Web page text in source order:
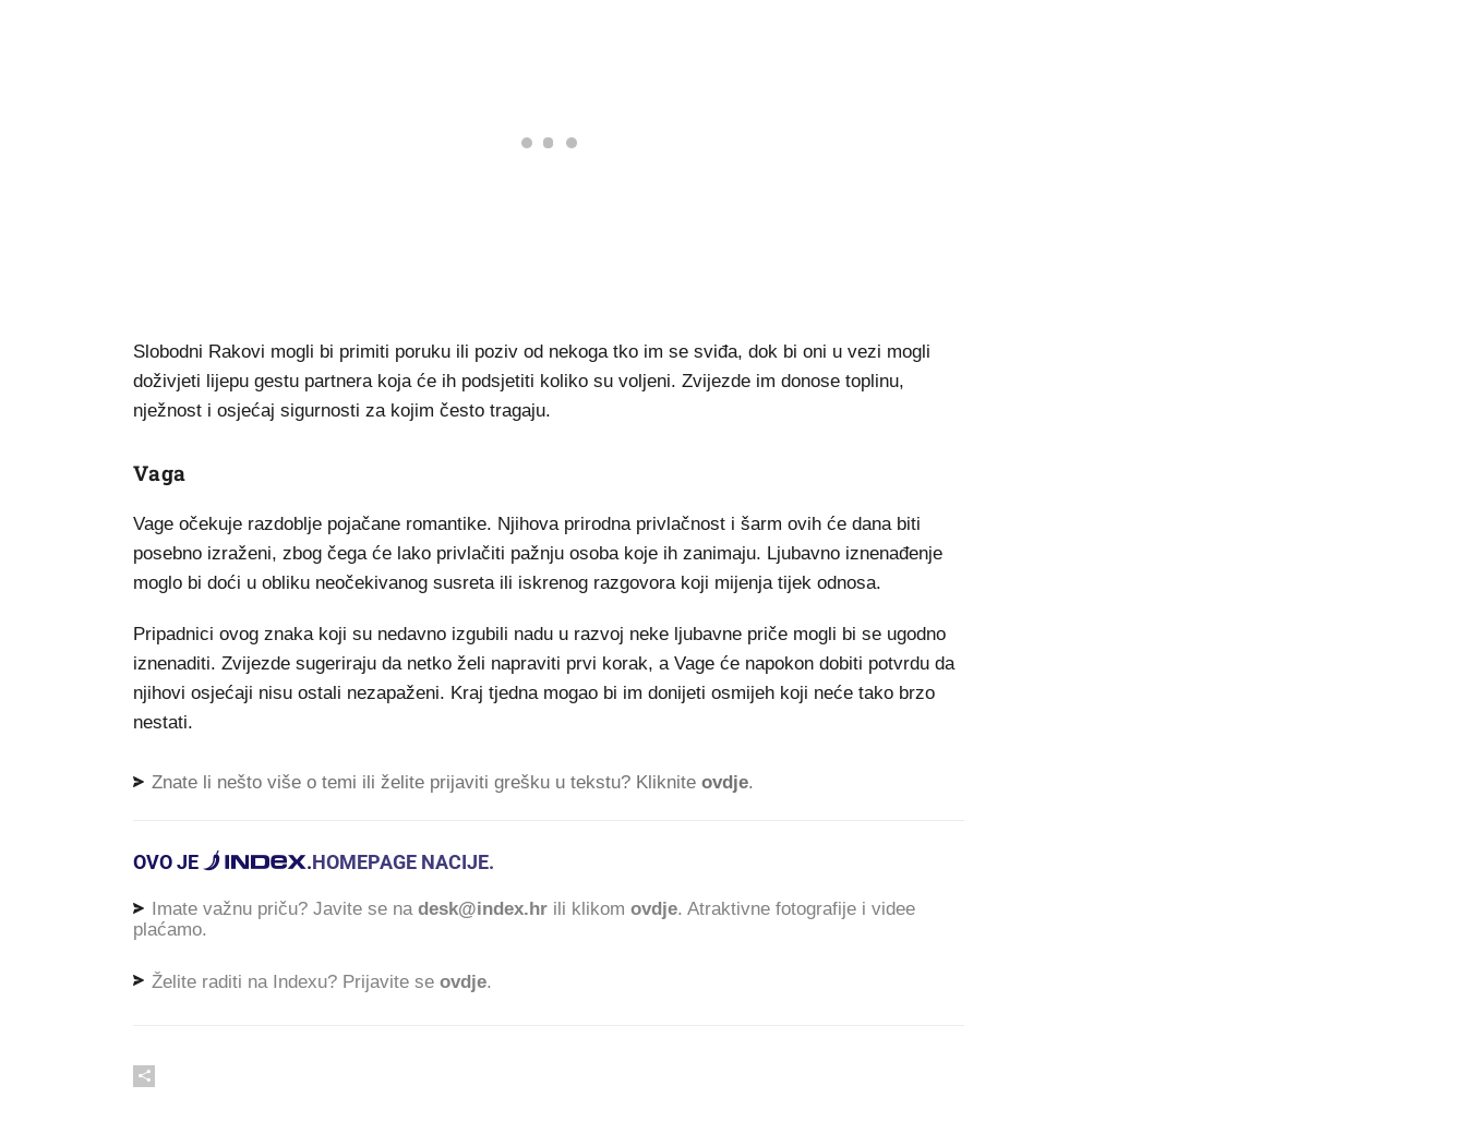
Slobodni Rakovi mogli bi primiti poruku ili poziv od nekoga tko im se sviđa, dok bi oni u vezi mogli
doživjeti lijepu gestu partnera koja će ih podsjetiti koliko su voljeni. Zvijezde im donose toplinu,
nježnost i osjećaj sigurnosti za kojim često tragaju.
Vaga
Vage očekuje razdoblje pojačane romantike. Njihova prirodna privlačnost i šarm ovih će dana biti
posebno izraženi, zbog čega će lako privlačiti pažnju osoba koje ih zanimaju. Ljubavno iznenađenje
moglo bi doći u obliku neočekivanog susreta ili iskrenog razgovora koji mijenja tijek odnosa.
Pripadnici ovog znaka koji su nedavno izgubili nadu u razvoj neke ljubavne priče mogli bi se ugodno
iznenaditi. Zvijezde sugeriraju da netko želi napraviti prvi korak, a Vage će napokon dobiti potvrdu da
njihovi osjećaji nisu ostali nezapaženi. Kraj tjedna mogao bi im donijeti osmijeh koji neće tako brzo
nestati.
Znate li nešto više o temi ili želite prijaviti grešku u tekstu? Kliknite ovdje.
OVO JE .HOMEPAGE NACIJE.
Imate važnu priču? Javite se na desk@index.hr ili klikom ovdje. Atraktivne fotografije i videe
plaćamo.
Želite raditi na Indexu? Prijavite se ovdje.